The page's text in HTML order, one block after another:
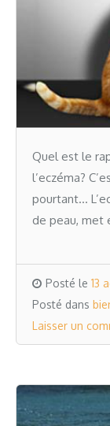
Quel est le
l’eczéma?
pourtant…
de peau, met
Posté le 13
Posté dans
Laisser un